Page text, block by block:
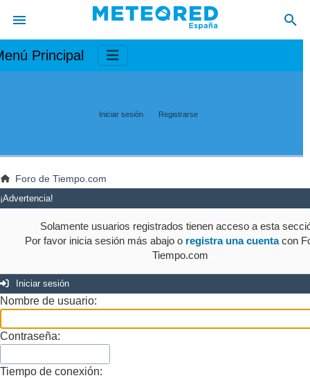
Principal
Iniciar sesión Registrarse
Foro de Tiempo.com
¡Advertencia!
Solamente usuarios registrados tienen acceso a esta
Por favor inicia sesión más abajo o registra una cuentacon
Tiempo.com
Iniciar sesión
Nombre de usuario:
Contraseña:
Tiempo de conexión: